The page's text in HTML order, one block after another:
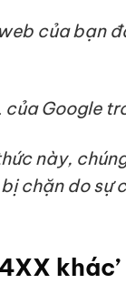
của bạn
của Google
này,
chặn do sự
4XX